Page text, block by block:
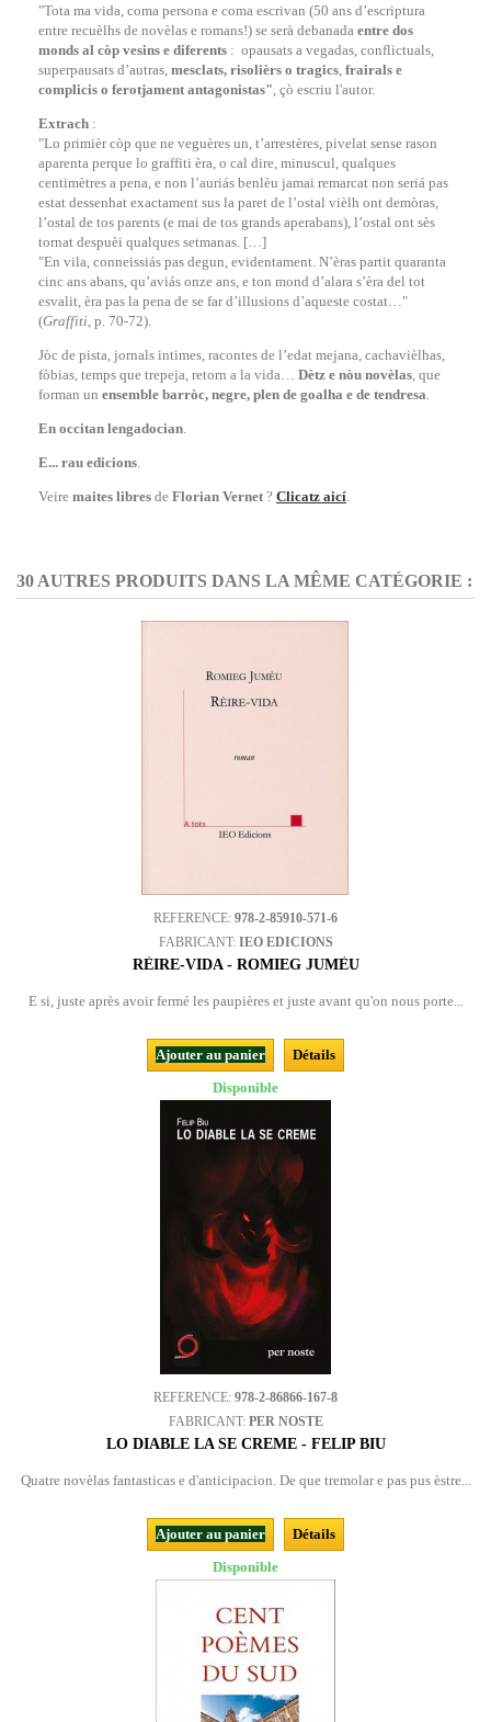
"Tota ma vida, coma persona e coma escrivan (50 ans d’escriptura
entre recuèlhs de novèlas e romans!) se serà debanada entre dos
monds al còp vesins e diferents : opausats a vegadas, conflictuals,
superpausats d’autras, mesclats, risolièrs o tragics, frairals e
complicis o ferotjament antagonistas", çò escriu l'autor.
Extrach :
"Lo primièr còp que ne veguères un, t’arrestères, pivelat sense rason
aparenta perque lo graffiti èra, o cal dire, minuscul, qualques
centimètres a pena, e non l’auriás benlèu jamai remarcat non seriá pas
estat dessenhat exactament sus la paret de l’ostal vièlh ont demòras,
l’ostal de tos parents (e mai de tos grands aperabans), l’ostal ont sès
tornat despuèi qualques setmanas. […]
"En vila, conneissiás pas degun, evidentament. N’èras partit quaranta
cinc ans abans, qu’aviás onze ans, e ton mond d’alara s’èra del tot
esvalit, èra pas la pena de se far d’illusions d’aqueste costat…"
(Graffiti, p. 70-72).
Jòc de pista, jornals intimes, racontes de l’edat mejana, cachavièlhas,
fòbias, temps que trepeja, retorn a la vida… Dètz e nòu novèlas, que
forman un ensemble barròc, negre, plen de goalha e de tendresa.
En occitan lengadocian.
E... rau edicions.
Veire maites libres de Florian Vernet ? Clicatz aicí.
30 AUTRES PRODUITS DANS LA MÊME CATÉGORIE :
REFERENCE: 978-2-85910-571-6
FABRICANT: IEO EDICIONS
RÈIRE-VIDA - ROMIEG JUMÈU
E si, juste après avoir fermé les paupières et juste avant qu'on nous porte...
Ajouter au panier
Détails
Disponible
REFERENCE: 978-2-86866-167-8
FABRICANT: PER NOSTE
LO DIABLE LA SE CREME - FELIP BIU
Quatre novèlas fantasticas e d'anticipacion. De que tremolar e pas pus èstre...
Ajouter au panier
Détails
Disponible